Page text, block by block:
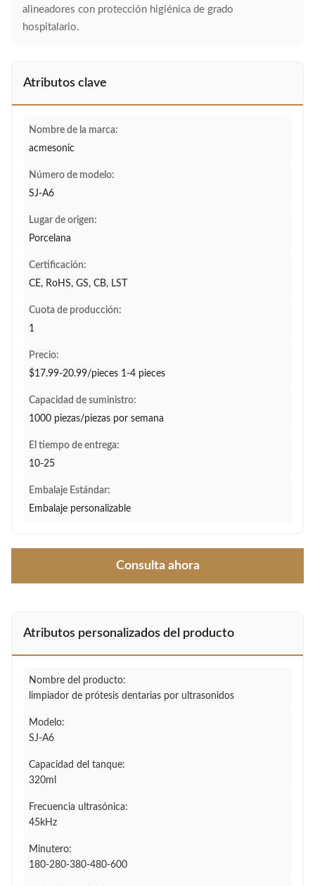
alineadores con protección higiénica de grado
hospitalario.
Atributos clave
Nombre de la marca:
acmesonic
Número de modelo:
SJ-A6
Lugar de origen:
Porcelana
Certificación:
CE, RoHS, GS, CB, LST
Cuota de producción:
1
Precio:
$17.99-20.99/pieces 1-4 pieces
Capacidad de suministro:
1000 piezas/piezas por semana
El tiempo de entrega:
10-25
Embalaje Estándar:
Embalaje personalizable
Consulta ahora
Atributos personalizados del producto
Nombre del producto:
limpiador de prótesis dentarias por ultrasonidos
Modelo:
SJ-A6
Capacidad del tanque:
320ml
Frecuencia ultrasónica:
45kHz
Minutero:
180-280-380-480-600